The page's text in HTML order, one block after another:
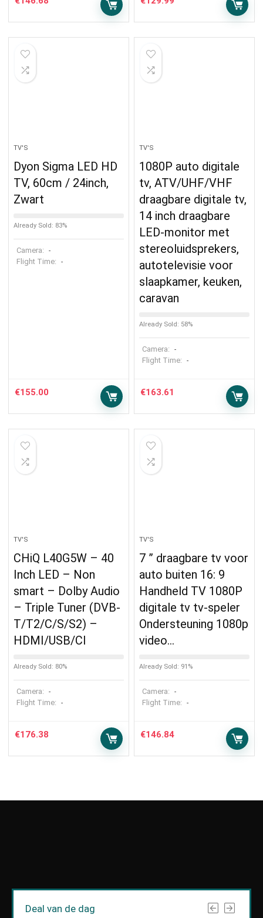
TV'S
Dyon Sigma LED HD
TV, 60cm / 24inch,
Zwart
Already Sold: 83%
Camera: -
Flight Time: -
€155.00
TV'S
1080P auto digitale
tv, ATV/UHF/VHF
draagbare digitale tv,
14 inch draagbare
LED-monitor met
stereoluidsprekers,
autotelevisie voor
slaapkamer, keuken,
caravan
Already Sold: 58%
Camera: -
Flight Time: -
€163.61
TV'S
CHiQ L40G5W – 40
Inch LED – Non
smart – Dolby Audio
– Triple Tuner (DVB-
T/T2/C/S/S2) –
HDMI/USB/CI
Already Sold: 80%
Camera: -
Flight Time: -
€176.38
TV'S
7 ” draagbare tv voor
auto buiten 16: 9
Handheld TV 1080P
digitale tv tv-speler
Ondersteuning 1080p
video…
Already Sold: 91%
Camera: -
Flight Time: -
€146.84
Deal van de dag